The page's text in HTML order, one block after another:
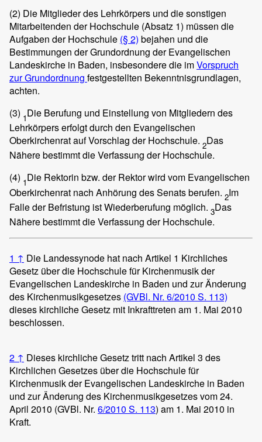
(2) Die Mitglieder des Lehrkörpers und die sonstigen
Mitarbeitenden der Hochschule (Absatz 1) müssen die
Aufgaben der Hochschule (§ 2) bejahen und die
Bestimmungen der Grundordnung der Evangelischen
Landeskirche in Baden, insbesondere die imVorspruch
zur Grundordnung festgestellten Bekenntnisgrundlagen,
achten.
(3) 1Die Berufung und Einstellung von Mitgliedern des
Lehrkörpers erfolgt durch den Evangelischen
Oberkirchenrat auf Vorschlag der Hochschule. 2Das
Nähere bestimmt die Verfassung der Hochschule.
(4) 1Die Rektorin bzw. der Rektor wird vom Evangelischen
Oberkirchenrat nach Anhörung des Senats berufen. 2Im
Falle der Befristung ist Wiederberufung möglich. 3Das
Nähere bestimmt die Verfassung der Hochschule.
1 ↑ Die Landessynode hat nach Artikel 1 Kirchliches
Gesetz über die Hochschule für Kirchenmusik der
Evangelischen Landeskirche in Baden und zur Änderung
des Kirchenmusikgesetzes (GVBl. Nr. 6/2010 S. 113)
dieses kirchliche Gesetz mit Inkrafttreten am 1. Mai 2010
beschlossen.
2 ↑ Dieses kirchliche Gesetz tritt nach Artikel 3 des
Kirchlichen Gesetzes über die Hochschule für
Kirchenmusik der Evangelischen Landeskirche in Baden
und zur Änderung des Kirchenmusikgesetzes vom 24.
April 2010 (GVBl. Nr. 6/2010 S. 113) am 1. Mai 2010 in
Kraft.